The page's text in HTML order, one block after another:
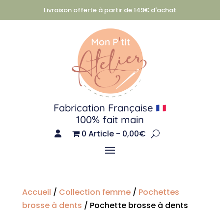
Livraison offerte à partir de 149€ d'achat
Fabrication Française
100% fait main
0 Article 0,00€
Accueil / Collection femme/ Pochettes
brosse à dents / Pochette brosse à dents